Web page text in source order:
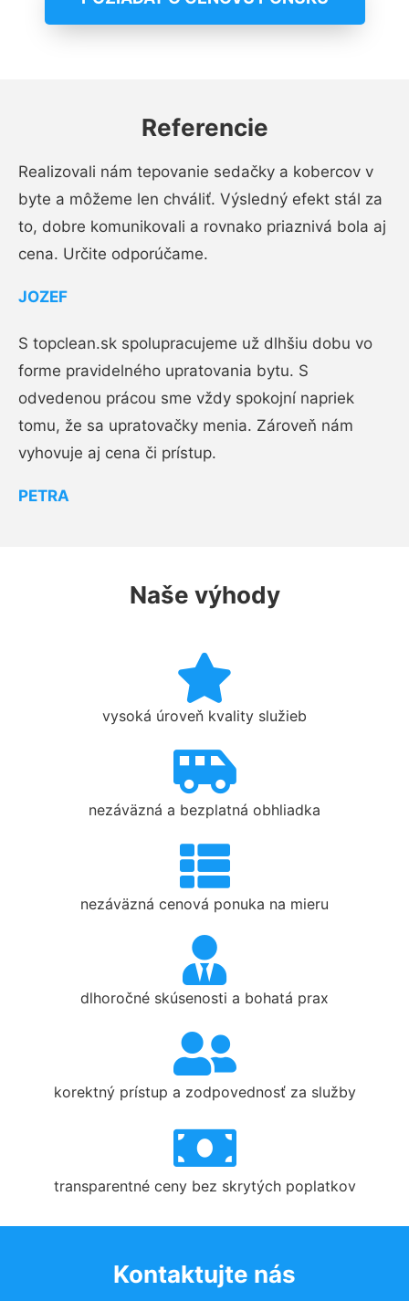
Referencie
Realizovali nám tepovanie sedačky a kobercov v
byte a môžeme len chváliť. Výsledný efekt stál za
to, dobre komunikovali a rovnako priaznivá bola aj
cena. Určite odporúčame.
JOZEF
S topclean.sk spolupracujeme už dlhšiu dobu vo
forme pravidelného upratovania bytu. S
odvedenou prácou sme vždy spokojní napriek
tomu, že sa upratovačky menia. Zároveň nám
vyhovuje aj cena či prístup.
PETRA
Naše výhody
vysoká úroveň kvality služieb
nezáväzná a bezplatná obhliadka
nezáväzná cenová ponuka na mieru
dlhoročné skúsenosti a bohatá prax
korektný prístup a zodpovednosť za služby
transparentné ceny bez skrytých poplatkov
Kontaktujte nás